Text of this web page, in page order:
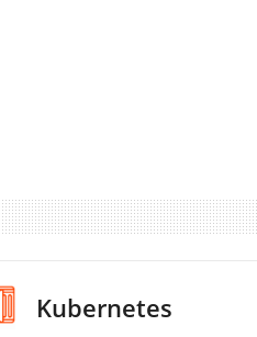
Kubernetes